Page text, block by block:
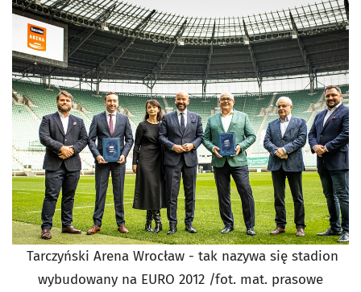
Tarczyński Arena Wrocław - tak nazywa się stadion
wybudowany na EURO 2012 /fot. mat. prasowe